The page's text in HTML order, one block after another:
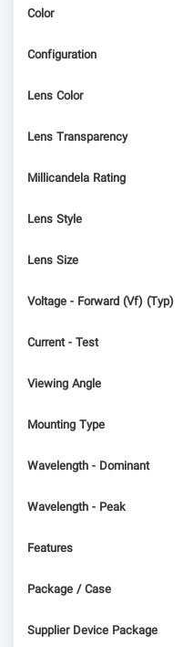
Color
Configuration
Lens Color
Lens Transparency
Millicandela Rating
Lens Style
Lens Size
Voltage - Forward (Vf) (Typ)
Current - Test
Viewing Angle
Mounting Type
Wavelength - Dominant
Wavelength - Peak
Features
Package / Case
Supplier Device Package